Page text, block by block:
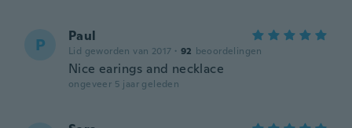
P Paul
Lid geworden van 2017 · 92 beoordelingen
Nice earings and necklace
ongeveer 5 jaar geleden